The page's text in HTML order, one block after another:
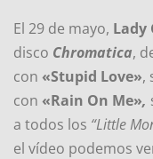
El 29 de mayo, Lady
disco Chromatica,
con «Stupid Love»,
con «Rain On Me»,
a todos los “Little
el vídeo podemos